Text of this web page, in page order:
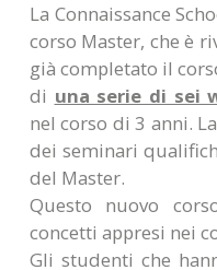
La Connaissance
corso Master, che è
già completato il
di una serie di sei
nel corso di 3 anni.
dei seminari
del Master.
Questo nuovo
concetti appresi nei
Gli studenti che